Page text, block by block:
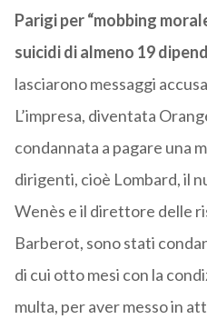
Parigi per “mobbing
suicidi di almeno 19
lasciarono messaggi
L’impresa, diventata
condannata a pagare una
dirigenti, cioè Lombard, il
Wenès e il direttore delle
Barberot, sono stati
di cui otto mesi con la
multa, per aver messo in